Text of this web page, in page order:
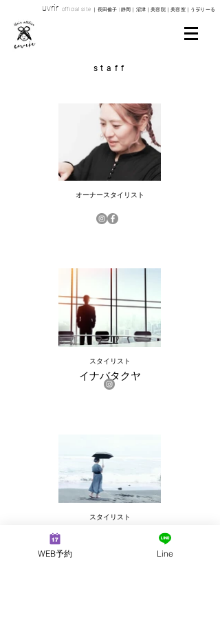
uvrir official site ｜長田倫子 | 静岡｜沼津｜美容院｜美容室｜うゔりーる
​staff
オーナースタイリスト
スタイリスト
イナバタクヤ
スタイリスト
WEB予約 Line